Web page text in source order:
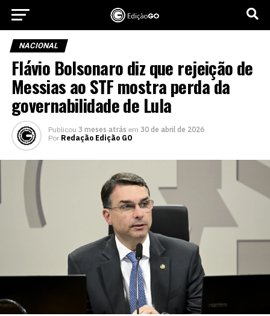
NACIONAL
Flávio Bolsonaro diz que rejeição de
Messias ao STF mostra perda da
governabilidade de Lula
Publicou 3 meses atrás em 30 de abril de 2026
Por Redação Edição GO